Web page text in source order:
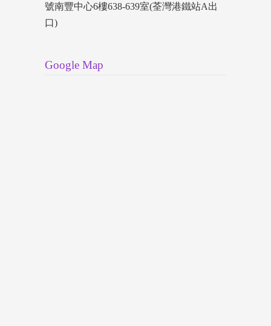
號南豐中心6樓638-639室(荃灣港鐵站A出
口)
Google Map